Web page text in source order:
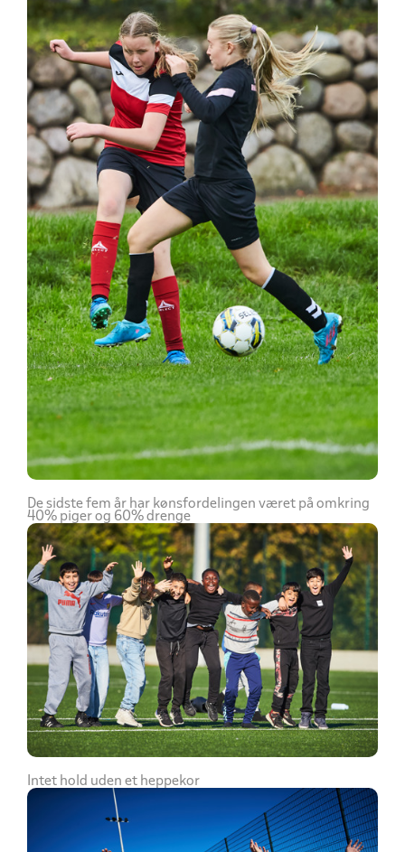
De sidste fem år har kønsfordelingen været på omkring
40% piger og 60% drenge
Intet hold uden et heppekor